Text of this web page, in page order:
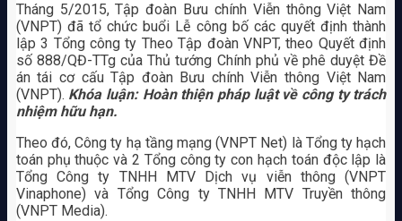
Tháng 5/2015, Tập đoàn Bưu chính Viễn thông Việt Nam
(VNPT) đã tổ chức buổi Lễ công bố các quyết định thành
lập 3 Tổng công ty Theo Tập đoàn VNPT, theo Quyết định
số 888/QĐ-TTg của Thủ tướng Chính phủ về phê duyệt Đề
án tái cơ cấu Tập đoàn Bưu chính Viễn thông Việt Nam
(VNPT). Khóa luận: Hoàn thiện pháp luật về công ty trách
nhiệm hữu hạn.
Theo đó, Công ty hạ tầng mạng (VNPT Net) là Tổng ty hạch
toán phụ thuộc và 2 Tổng công ty con hạch toán độc lập là
Tổng Công ty TNHH MTV Dịch vụ viễn thông (VNPT
Vinaphone) và Tổng Công ty TNHH MTV Truyền thông
(VNPT Media).